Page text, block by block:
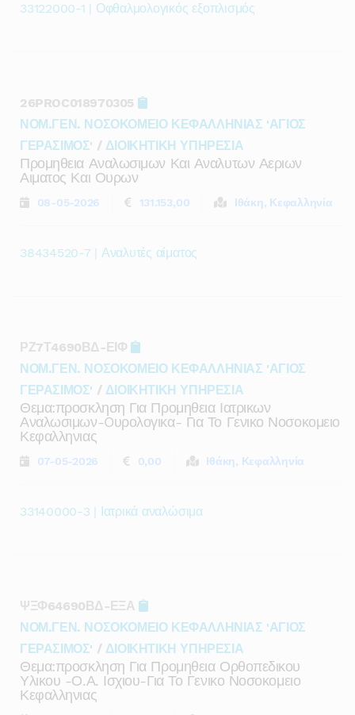
33122000-1 | Οφθαλμολογικός εξοπλισμός
26PROC018970305
ΝΟΜ.ΓΕΝ. ΝΟΣΟΚΟΜΕΙΟ ΚΕΦΑΛΛΗΝΙΑΣ 'ΑΓΙΟΣ
ΓΕΡΑΣΙΜΟΣ' / ΔΙΟΙΚΗΤΙΚΗ ΥΠΗΡΕΣΙΑ
Προμηθεια Αναλωσιμων Και Αναλυτων Αεριων
Αιματος Και Ουρων
08-05-2026 131.153,00 Ιθάκη, Κεφαλληνία
38434520-7 | Αναλυτές αίματος
ΡΖ7Τ4690ΒΔ-ΕΙΦ
ΝΟΜ.ΓΕΝ. ΝΟΣΟΚΟΜΕΙΟ ΚΕΦΑΛΛΗΝΙΑΣ 'ΑΓΙΟΣ
ΓΕΡΑΣΙΜΟΣ' / ΔΙΟΙΚΗΤΙΚΗ ΥΠΗΡΕΣΙΑ
Θεμα:προσκληση Για Προμηθεια Ιατρικων
Αναλωσιμων-Oυρολογικα- Για Το Γενικο Νοσοκομειο
Κεφαλληνιας
07-05-2026 0,00 Ιθάκη, Κεφαλληνία
33140000-3 | Ιατρικά αναλώσιμα
ΨΞΦ64690ΒΔ-ΕΞΑ
ΝΟΜ.ΓΕΝ. ΝΟΣΟΚΟΜΕΙΟ ΚΕΦΑΛΛΗΝΙΑΣ 'ΑΓΙΟΣ
ΓΕΡΑΣΙΜΟΣ' / ΔΙΟΙΚΗΤΙΚΗ ΥΠΗΡΕΣΙΑ
Θεμα:προσκληση Για Προμηθεια Ορθοπεδικου
Υλικου -ο.α. Ισχιου-Για Το Γενικο Νοσοκομειο
Κεφαλληνιας